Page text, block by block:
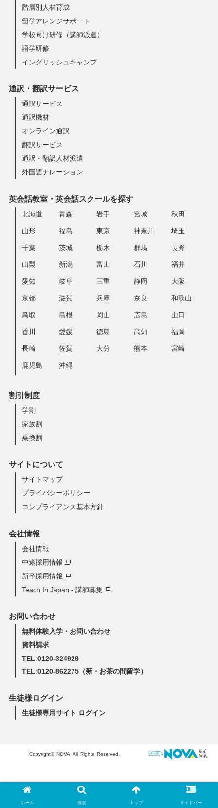
ホーム 検索 トップ サイドバー
階層別人材育成
留学アレンジサポート
学校向け研修（講師派遣）
語学研修
イングリッシュキャンプ
通訳・翻訳サービス
通訳サービス
通訳機材
オンライン通訳
翻訳サービス
通訳・翻訳人材派遣
外国語ナレーション
英会話教室・英会話スクールを探す
北海道 青森 岩手 宮城 秋田
山形 福島 東京 神奈川 埼玉
千葉 茨城 栃木 群馬 長野
山梨 新潟 富山 石川 福井
愛知 岐阜 三重 静岡 大阪
京都 滋賀 兵庫 奈良 和歌山
鳥取 島根 岡山 広島 山口
香川 愛媛 徳島 高知 福岡
長崎 佐賀 大分 熊本 宮崎
鹿児島 沖縄
割引制度
学割
家族割
乗換割
サイトについて
サイトマップ
プライバシーポリシー
コンプライアンス基本方針
会社情報
会社情報
中途採用情報
新卒採用情報
Teach In Japan - 講師募集
お問い合わせ
無料体験入学・お問い合わせ
資料請求
TEL:0120-324929
TEL:0120-862275（新・お茶の間留学）
生徒様ログイン
生徒様専用サイト ログイン
Copyright© NOVA All Rights Reserved.